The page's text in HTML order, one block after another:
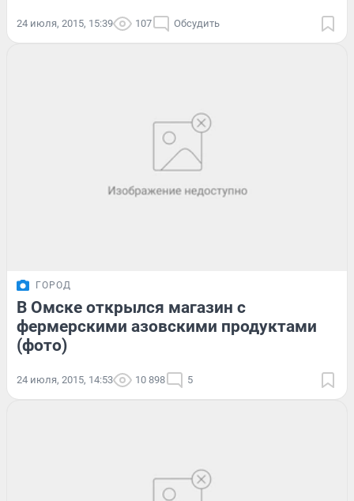
24 июля, 2015, 15:39 107 Обсудить
ГОРОД
В Омске открылся магазин с
фермерскими азовскими продуктами
(фото)
24 июля, 2015, 14:53 10 898 5